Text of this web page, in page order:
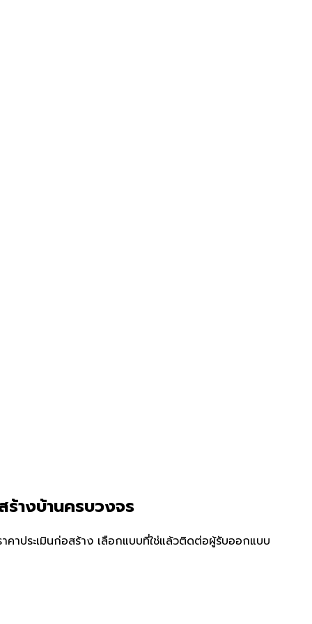
างบ้านครบวงจร
าประเมินก่อสร้าง เลือกแบบที่ใช่แล้วติดต่อผู้รับออกแบบ